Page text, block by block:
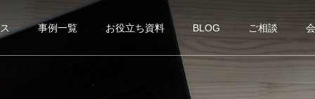
事例一覧 お役立ち資料 BLOG ご相談